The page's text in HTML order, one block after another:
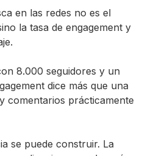
en las redes no es el
la tasa de engagement y
8.000 seguidores y un
dice más que una
comentarios prácticamente
se puede construir. La